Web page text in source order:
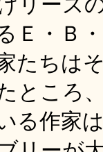
リーズ
Ｅ・Ｂ
たちは
ところ
る作家